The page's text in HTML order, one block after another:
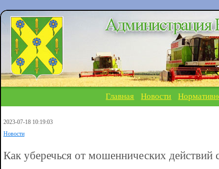
Главная Новости
2023-07-18 10:19:03
Новости
Как уберечься от мошеннических